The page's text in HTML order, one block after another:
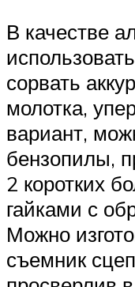
В качестве
сорвать
молотка,
вариант,
бензопилы,
2 коротких
гайками с
Можно
съемник